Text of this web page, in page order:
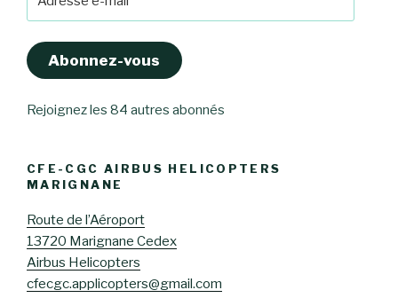
Abonnez-vous
Rejoignez les 84 autres abonnés
CFE-CGC AIRBUS HELICOPTERS
MARIGNANE
Route de l’Aéroport
13720 Marignane Cedex
Airbus Helicopters
cfecgc.applicopters@gmail.com